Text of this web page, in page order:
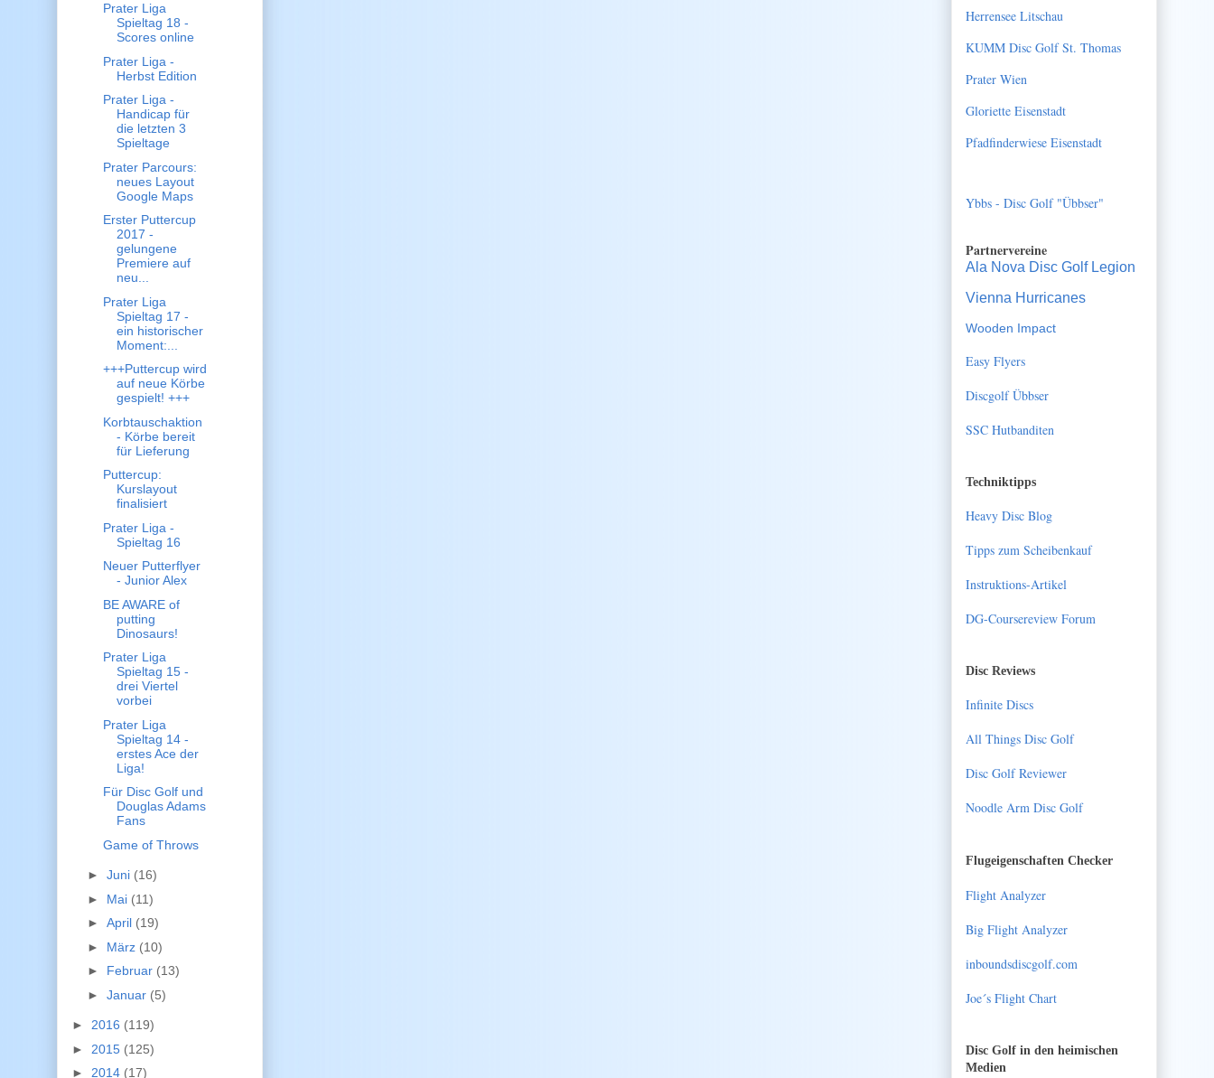
Prater Liga
Spieltag 18 -
Scores online
Prater Liga -
Herbst Edition
Prater Liga -
Handicap für
die letzten 3
Spieltage
Prater Parcours:
neues Layout
Google Maps
Erster Puttercup
2017 -
gelungene
Premiere auf
neu...
Prater Liga
Spieltag 17 -
ein historischer
Moment:...
+++Puttercup wird
auf neue Körbe
gespielt! +++
Korbtauschaktion
- Körbe bereit
für Lieferung
Puttercup:
Kurslayout
finalisiert
Prater Liga -
Spieltag 16
Neuer Putterflyer
- Junior Alex
BE AWARE of
putting
Dinosaurs!
Prater Liga
Spieltag 15 -
drei Viertel
vorbei
Prater Liga
Spieltag 14 -
erstes Ace der
Liga!
Für Disc Golf und
Douglas Adams
Fans
Game of Throws
► Juni (16)
► Mai (11)
► April (19)
► März (10)
► Februar (13)
► Januar (5)
► 2016 (119)
► 2015 (125)
► 2014 (17)
Herrensee Litschau
KUMM Disc Golf St. Thomas
Prater Wien
Gloriette Eisenstadt
Pfadfinderwiese Eisenstadt
Ybbs - Disc Golf "Übbser"
Partnervereine
Ala Nova Disc Golf Legion
Vienna Hurricanes
Wooden Impact
Easy Flyers
Discgolf Übbser
SSC Hutbanditen
Techniktipps
Heavy Disc Blog
Tipps zum Scheibenkauf
Instruktions-Artikel
DG-Coursereview Forum
Disc Reviews
Infinite Discs
All Things Disc Golf
Disc Golf Reviewer
Noodle Arm Disc Golf
Flugeigenschaften Checker
Flight Analyzer
Big Flight Analyzer
inboundsdiscgolf.com
Joe´s Flight Chart
Disc Golf in den heimischen
Medien